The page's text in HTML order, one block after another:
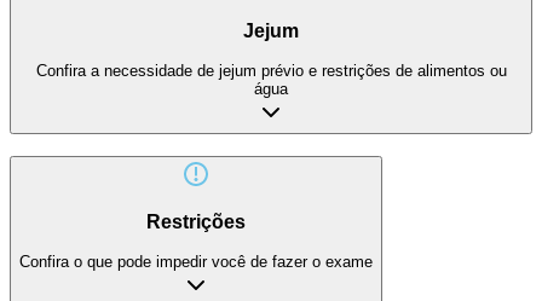
Jejum
Confira a necessidade de jejum prévio e restrições de alimentos ou
água
Restrições
Confira o que pode impedir você de fazer o exame